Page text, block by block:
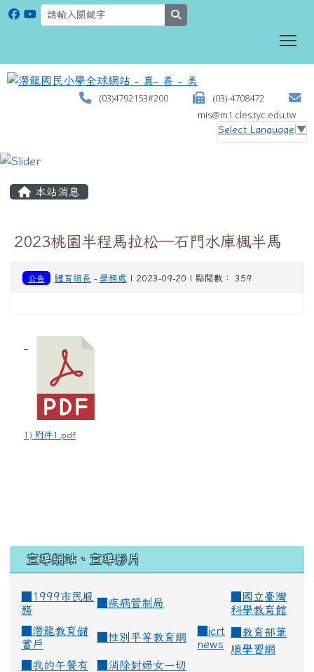
(03)4792153#200
(03)-4708472
mis@m1.cles.tyc.edu.tw
Select Language ▼
本站消息
2023桃園半程馬拉松─石門水庫楓半馬
公告 體育組長 - 學務處 | 2023-09-20 | 點閱數： 359
1) 附件1.pdf
宣導網站、宣導影片
■1999市民服
務
疾病管制局
國立臺灣
科學教育館
潛龍教育儲
蓄戶
性別平等教育網
icrt
news
教育部筆
順學習網
我的午餐有
消除對婦女一切